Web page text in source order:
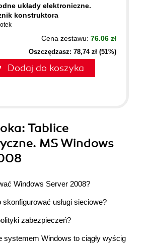
układy elektroniczne.
konstruktora
Cena zestawu: 76.06 zł
Oszczędzasz: 78,74 zł (51%)
Dodaj do koszyka
: Tablice
MS Windows
Windows Server 2008?
usługi sieciowe?
zabezpieczeń?
systemem Windows to ciągły wyścig